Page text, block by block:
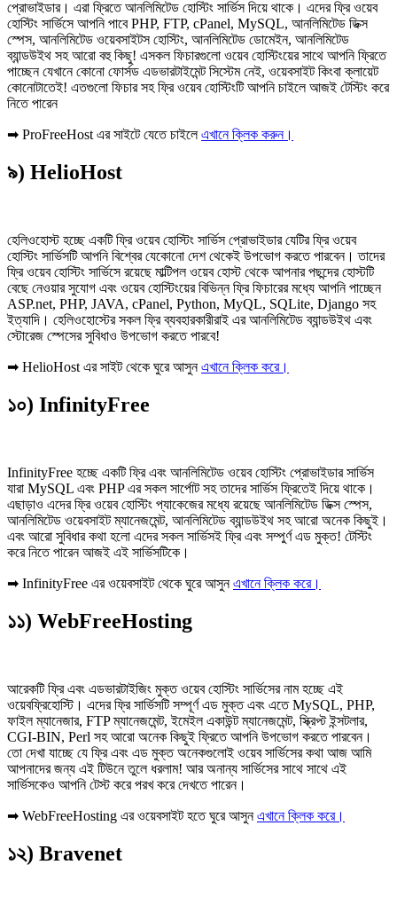
প্রোভাইডার। এরা ফ্রিতে আনলিমিটেড হোস্টিং সার্ভিস দিয়ে থাকে। এদের ফ্রি ওয়েব
হোস্টিং সার্ভিসে আপনি পাবে PHP, FTP, cPanel, MySQL, আনলিমিটেড ডিক্স
স্পেস, আনলিমিটেড ওয়েবসাইটস হোস্টিং, আনলিমিটেড ডোমেইন, আনলিমিটেড
ব্যান্ডউইথ সহ আরো বহু কিছু! এসকল ফিচারগুলো ওয়েব হোস্টিংয়ের সাথে আপনি ফ্রিতে
পাচ্ছেন যেখানে কোনো ফোর্সড এডভারটাইমেন্ট সিস্টেম নেই, ওয়েবসাইট কিংবা ক্লায়েট
কোনোটাতেই! এতগুলো ফিচার সহ ফ্রি ওয়েব হোস্টিংটি আপনি চাইলে আজই টেস্টিং করে
নিতে পারেন
➡ ProFreeHost এর সাইটে যেতে চাইলেএখানে ক্লিক করুন।
৯) HelioHost
হেলিওহোস্ট হচ্ছে একটি ফ্রি ওয়েব হোস্টিং সার্ভিস প্রোভাইডার যেটির ফ্রি ওয়েব
হোস্টিং সার্ভিসটি আপনি বিশ্বের যেকোনো দেশ থেকেই উপভোগ করতে পারবেন। তাদের
ফ্রি ওয়েব হোস্টিং সার্ভিসে রয়েছে মাল্টিপল ওয়েব হোস্ট থেকে আপনার পছন্দের হোস্টটি
বেছে নেওয়ার সুযোগ এবং ওয়েব হোস্টিংয়ের বিভিন্ন ফ্রি ফিচারের মধ্যে আপনি পাচ্ছেন
ASP.net, PHP, JAVA, cPanel, Python, MyQL, SQLite, Django সহ
ইত্যাদি। হেলিওহোস্টের সকল ফ্রি ব্যবহারকারীরাই এর আনলিমিটেড ব্যান্ডউইথ এবং
স্টোরেজ স্পেসের সুবিধাও উপভোগ করতে পারবে!
➡ HelioHost এর সাইট থেকে ঘুরে আসুনএখানে ক্লিক করে।
১০) InfinityFree
InfinityFree হচ্ছে একটি ফ্রি এবং আনলিমিটেড ওয়েব হোস্টিং প্রোভাইডার সার্ভিস
যারা MySQL এবং PHP এর সকল সার্পোট সহ তাদের সার্ভিস ফ্রিতেই দিয়ে থাকে।
এছাড়াও এদের ফ্রি ওয়েব হোস্টিং প্যাকেজের মধ্যে রয়েছে আনলিমিটেড ডিক্স স্পেস,
আনলিমিটেড ওয়েবসাইট ম্যানেজমেন্ট, আনলিমিটেড ব্যান্ডউইথ সহ আরো অনেক কিছুই।
এবং আরো সুবিধার কথা হলো এদের সকল সার্ভিসই ফ্রি এবং সম্পুর্ণ এড মুক্ত! টেস্টিং
করে নিতে পারেন আজই এই সার্ভিসটিকে।
➡ InfinityFree এর ওয়েবসাইট থেকে ঘুরে আসুনএখানে ক্লিক করে।
১১) WebFreeHosting
আরেকটি ফ্রি এবং এডভারটাইজিং মুক্ত ওয়েব হোস্টিং সার্ভিসের নাম হচ্ছে এই
ওয়েবফ্রিহোস্টি। এদের ফ্রি সার্ভিসটি সম্পূর্ণ এড মুক্ত এবং এতে MySQL, PHP,
ফাইল ম্যানেজার, FTP ম্যানেজমেন্ট, ইমেইল একাউন্ট ম্যানেজমেন্ট, স্ক্রিপ্ট ইন্সটলার,
CGI-BIN, Perl সহ আরো অনেক কিছুই ফ্রিতে আপনি উপভোগ করতে পারবেন।
তো দেখা যাচ্ছে যে ফ্রি এবং এড মুক্ত অনেকগুলোই ওয়েব সার্ভিসের কথা আজ আমি
আপনাদের জন্য এই টিউনে তুলে ধরলাম! আর অনান্য সার্ভিসের সাথে সাথে এই
সার্ভিসকেও আপনি টেস্ট করে পরখ করে দেখতে পারেন।
➡ WebFreeHosting এর ওয়েবসাইট হতে ঘুরে আসুনএখানে ক্লিক করে।
১২) Bravenet